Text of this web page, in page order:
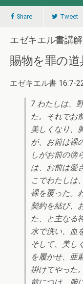
Share Tweet
エゼキエル書講
賜物を罪の道
エゼキエル書 16:7-
7 わたしは、
た。それでお
美しくなり、
が、お前は裸
しがお前の傍
は、お前は愛
こでわたしは
裸を覆った。
契約を結び、
た、と主なる
水で洗い、血
そして、美し
を履かせ、亜
掛けてやった